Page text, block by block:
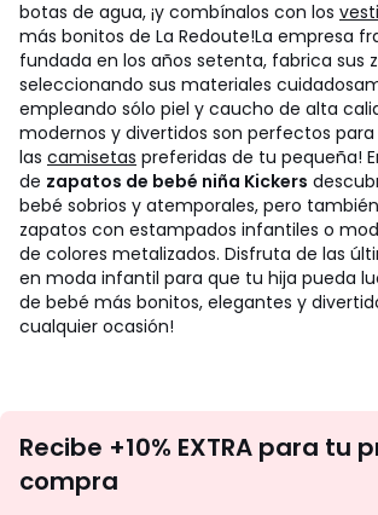
botas de agua, ¡y combínalos con los
más bonitos de La Redoute!La empresa
fundada en los años setenta, fabrica sus
seleccionando sus materiales
empleando sólo piel y caucho de alta
modernos y divertidos son perfectos
las camisetas preferidas de tu pequeña!
de zapatos de bebé niña Kickers
bebé sobrios y atemporales, pero
zapatos con estampados infantiles o
de colores metalizados. Disfruta de las
en moda infantil para que tu hija pueda
de bebé más bonitos, elegantes y
cualquier ocasión!
te
Recibe +10% EXTRA para tu
compra